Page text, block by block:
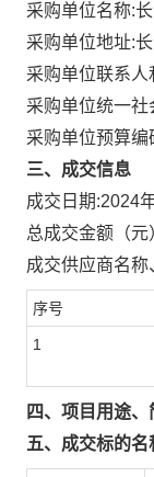
采购单位名称:
采购单位地址:
采购单位联系人
采购单位统一
采购单位预算编
三、成交信息
成交日期:2024
总成交金额（元
成交供应商名
序号
1
四、项目用途
五、成交标的